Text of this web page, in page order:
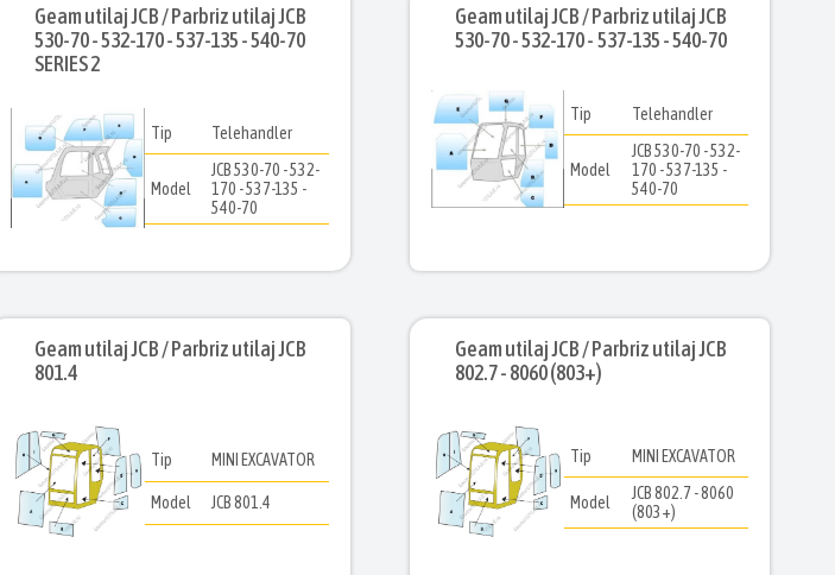
Geam utilaj JCB / Parbriz utilaj JCB
530-70 - 532-170 - 537-135 - 540-70
SERIES 2
Tip Telehandler
Model
JCB 530-70 - 532-
170 - 537-135 -
540-70
Geam utilaj JCB / Parbriz utilaj JCB
530-70 - 532-170 - 537-135 - 540-70
Tip Telehandler
Model
JCB 530-70 - 532-
170 - 537-135 -
540-70
Geam utilaj JCB / Parbriz utilaj JCB
801.4
Tip MINI EXCAVATOR
Model JCB 801.4
Geam utilaj JCB / Parbriz utilaj JCB
802.7 - 8060 (803+)
Tip MINI EXCAVATOR
Model
JCB 802.7 - 8060
(803+)